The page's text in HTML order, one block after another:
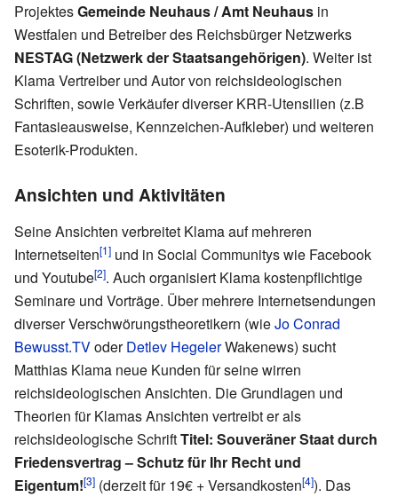
ProjektesGemeinde Neuhaus / Amt Neuhaus in
Westfalen und Betreiber des Reichsbürger Netzwerks
NESTAG (Netzwerk der Staatsangehörigen). Weiter ist
Klama Vertreiber und Autor von reichsideologischen
Schriften, sowie Verkäufer diverser KRR-Utensilien (z.B
Fantasieausweise, Kennzeichen-Aufkleber) und weiteren
Esoterik-Produkten.
Ansichten und Aktivitäten
Seine Ansichten verbreitet Klama auf mehreren
Internetseiten[1] und in Social Communitys wie Facebook
und Youtube[2]. Auch organisiert Klama kostenpflichtige
Seminare und Vorträge. Über mehrere Internetsendungen
diverser Verschwörungstheoretikern (wieJo Conrad
Bewusst.TVoderDetlev HegelerWakenews) sucht
Matthias Klama neue Kunden für seine wirren
reichsideologischen Ansichten. Die Grundlagen und
Theorien für Klamas Ansichten vertreibt er als
reichsideologische SchriftTitel: Souveräner Staat durch
Friedensvertrag – Schutz für Ihr Recht und
Eigentum![3] (derzeit für 19€ + Versandkosten[4]). Das